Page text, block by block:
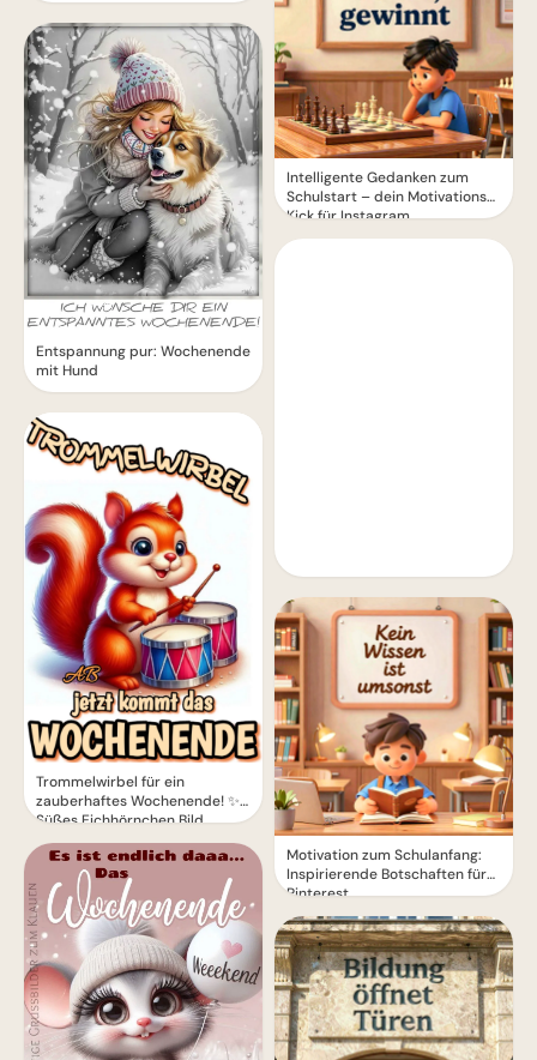
Entspannung pur: Wochenende
mit Hund
Trommelwirbel für ein
zauberhaftes Wochenende! ✨
Süßes Eichhörnchen Bild
Intelligente Gedanken zum
Schulstart – dein Motivations-
Kick für Instagram
Motivation zum Schulanfang:
Inspirierende Botschaften für
Pinterest